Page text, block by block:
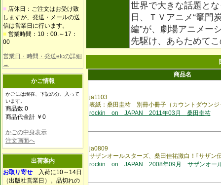
■ 店休日：ご注文はお受け致
しますが、発送・メールの送
信は営業日に行います。
■ 営業時間：10：00.～17：
00
営業日・時間・発送etcの詳細
→
かご情報
かごには現在、下記の分、入って
います。
商品数 0
商品代金計 ￥0
かごの中身表示
注文画面へ
出荷案内
お取り寄せ 入荷に10～14日
（出版社営業日）。品切れの
世界で大きな話題と
日、ＴＶアニメ“竈門
編”が、劇場アニメー
先駆け、あらためて
商品名
ja1103
表紙：桑田圭祐 別冊小冊子（カウントダウンジ
rockin on JAPAN 2011年03月 桑田圭祐
ja0809
サザンオールスターズ、桑田佳祐激白！｢サザン
rockin on JAPAN 2008年09月 サザンオー